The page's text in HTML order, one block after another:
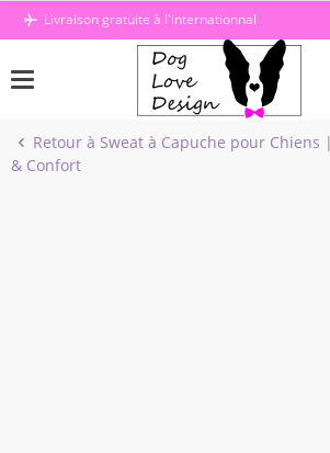
PasserLivraison gratuite à l'internationnal
Retour à Sweat à Capuche pour Chiens
& Confort